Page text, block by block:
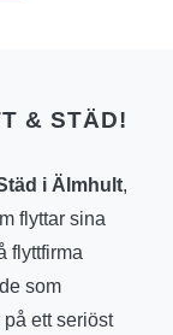
& STÄD!
i Älmhult,
flyttar sina
flyttfirma
som
ett seriöst